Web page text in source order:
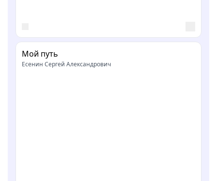
Мой путь
Есенин Сергей Александрович